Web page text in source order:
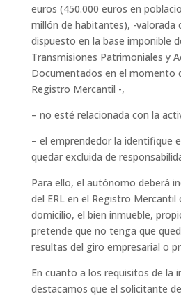
euros (450.000 euros en
millón de habitantes), -valorada
dispuesto en la base imponible
Transmisiones Patrimoniales y
Documentados en el momento
Registro Mercantil -,
– no esté relacionada con la
– el emprendedor la identifique
quedar excluida de
Para ello, el autónomo deberá
del ERL en el Registro
domicilio, el bien inmueble,
pretende que no tenga que
resultas del giro empresarial o
En cuanto a los requisitos de la
destacamos que el solicitante